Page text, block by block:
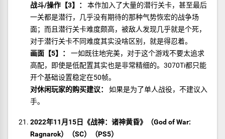
战斗/操作【3】：
本作加入了大量的潜行关卡，甚至最后
一关都是潜行，几乎没有期待的那种气势恢宏的战争场
面；而且潜行关卡难度颇高，被敌人发现几乎就是个死，
对于潜行关卡不同难度其实没啥区别，就是得忍着。
画面【5】：
一如既往地完美，对于这个游戏不要太追求
高配，即使是低配置其实也是非常精细的。3070Ti都只能
开个基础设置稳定在50帧。
对休闲玩家的购买建议：
如果是为了单人战役，不建议入
手。
2022年11月15日《战神：诸神黄昏》（God of War:
Ragnarok）（SC）（PS5）